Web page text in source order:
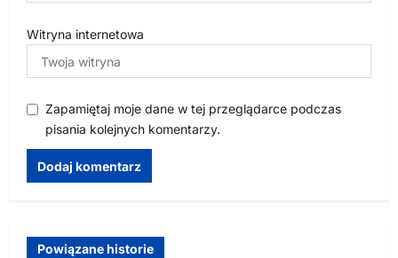
Witryna internetowa
Zapamiętaj moje dane w tej przeglądarce podczas
pisania kolejnych komentarzy.
Powiązane historie